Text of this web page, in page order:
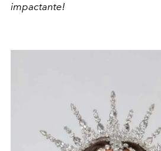
impactante!